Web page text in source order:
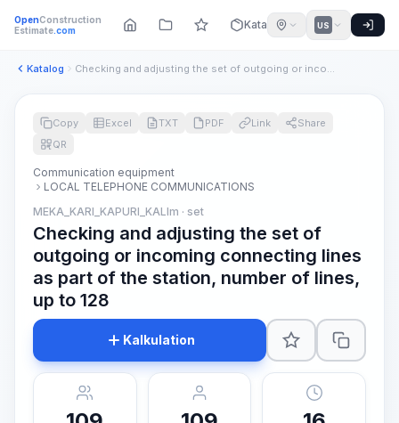
OpenConstruction
Estimate.com Katalog US
Katalog Checking and adjusting the set of outgoing or incoming conne...
Copy Excel TXT PDF Link
Share
QR
Communication equipment
LOCAL TELEPHONE COMMUNICATIONS
MEKA_KARI_KAPURI_KALIm · set
Checking and adjusting the set of
outgoing or incoming connecting lines
as part of the station, number of lines,
up to 128
Kalkulation